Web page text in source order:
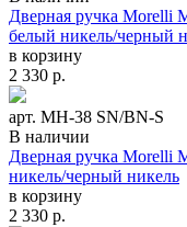
Дверная ручка Morelli
белый никель/черный
в корзину
2 330 р.
арт. MH-38 SN/BN-S
В наличии
Дверная ручка Morelli
никель/черный никель
в корзину
2 330 р.